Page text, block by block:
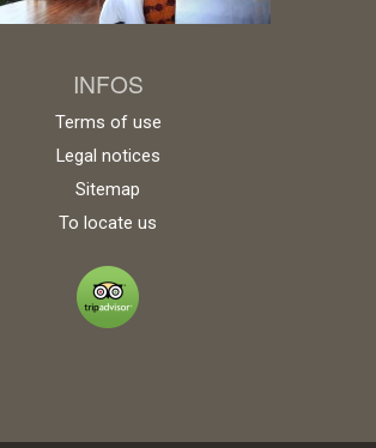
INFOS
Terms of use
Legal notices
Sitemap
To locate us